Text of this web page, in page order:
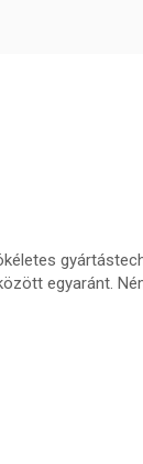
egyaránt.